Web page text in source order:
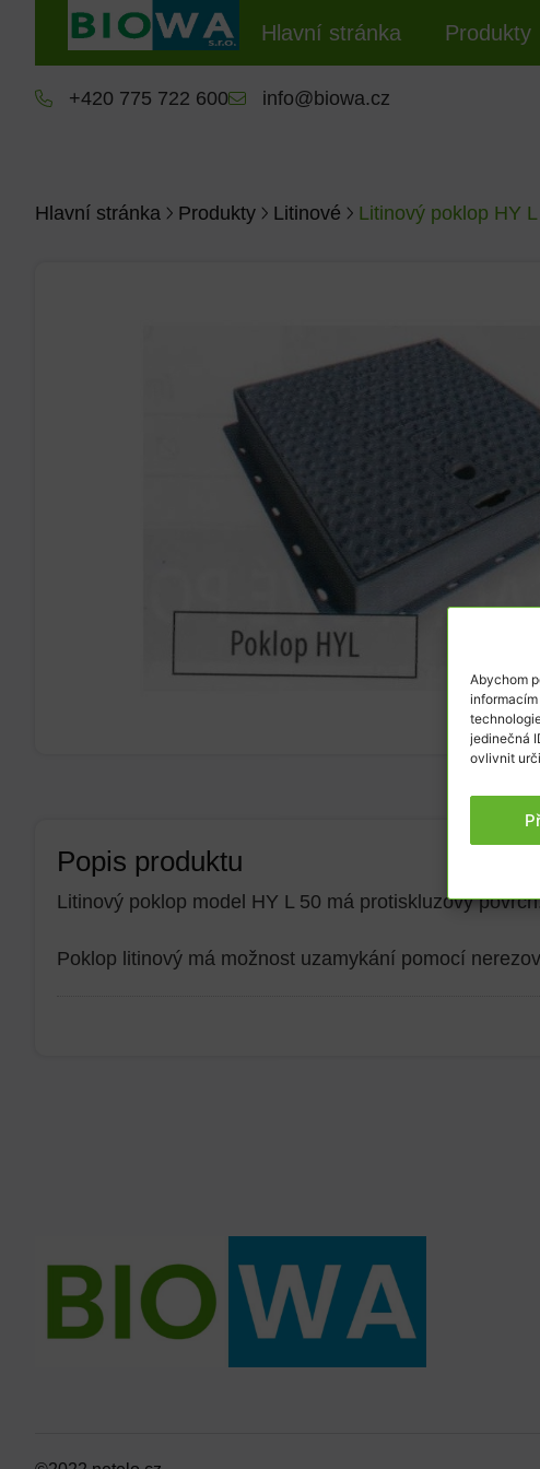
Abychom
jedinečná
ovlivnit
Hlavní stránka Produkty
+420 775 722 600 info@biowa.cz
Hlavní stránka Produkty Litinové Litinový poklop HY
Popis produktu
Litinový poklop model HY L 50 má protiskluzový
Poklop litinový má možnost uzamykání pomocí